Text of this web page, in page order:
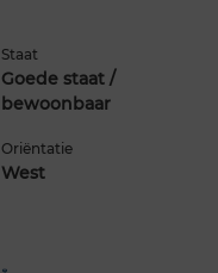
Staat
Goede staat /
bewoonbaar
Oriëntatie
West